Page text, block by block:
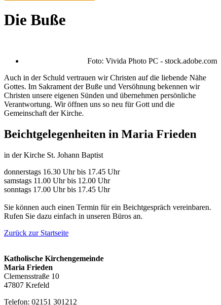
Die Buße
Foto: Vivida Photo PC - stock.adobe.com
Auch in der Schuld vertrauen wir Christen auf die liebende Nähe
Gottes. Im Sakrament der Buße und Versöhnung bekennen wir
Christen unsere eigenen Sünden und übernehmen persönliche
Verantwortung. Wir öffnen uns so neu für Gott und die
Gemeinschaft der Kirche.
Beichtgelegenheiten in Maria Frieden
in der Kirche St. Johann Baptist
donnerstags 16.30 Uhr bis 17.45 Uhr
samstags 11.00 Uhr bis 12.00 Uhr
sonntags 17.00 Uhr bis 17.45 Uhr
Sie können auch einen Termin für ein Beichtgespräch vereinbaren.
Rufen Sie dazu einfach in unseren Büros an.
Zurück zur Startseite
Katholische Kirchengemeinde
Maria Frieden
Clemensstraße 10
47807 Krefeld
Telefon: 02151 301212